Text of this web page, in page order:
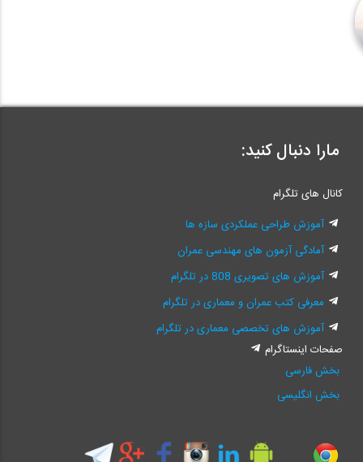
مارا دنبال کنید:
کانال های تلگرام
آموزش طراحی عملکردی سازه ها
آمادگی آزمون های مهندسی عمران
آموزش های تصویری 808 در تلگرام
معرفی کتب عمران و معماری در تلگرام
آموزش های تخصصی معماری در تلگرام
صفحات اینستاگرام
بخش فارسی
بخش انگلیسی